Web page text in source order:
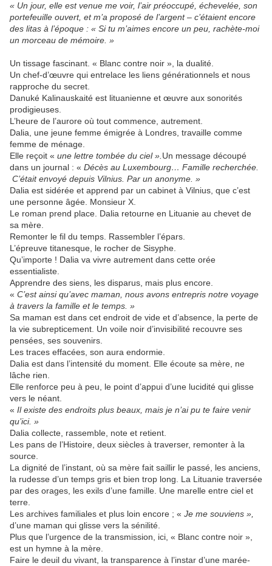
« Un jour, elle est venue me voir, l’air préoccupé, échevelée, son
portefeuille ouvert, et m’a proposé de l’argent – c’étaient encore
des litas à l’époque : « Si tu m’aimes encore un peu, rachète-moi
un morceau de mémoire. »
Un tissage fascinant. « Blanc contre noir », la dualité.
Un chef-d’œuvre qui entrelace les liens générationnels et nous
rapproche du secret.
Danuké Kalinauskaité est lituanienne et œuvre aux sonorités
prodigieuses.
L’heure de l’aurore où tout commence, autrement.
Dalia, une jeune femme émigrée à Londres, travaille comme
femme de ménage.
Elle reçoit « une lettre tombée du ciel ». Un message découpé
dans un journal : « Décès au Luxembourg… Famille recherchée.
C’était envoyé depuis Vilnius. Par un anonyme. »
Dalia est sidérée et apprend par un cabinet à Vilnius, que c’est
une personne âgée. Monsieur X.
Le roman prend place. Dalia retourne en Lituanie au chevet de
sa mère.
Remonter le fil du temps. Rassembler l’épars.
L’épreuve titanesque, le rocher de Sisyphe.
Qu’importe ! Dalia va vivre autrement dans cette orée
essentialiste.
Apprendre des siens, les disparus, mais plus encore.
« C’est ainsi qu’avec maman, nous avons entrepris notre voyage
à travers la famille et le temps. »
Sa maman est dans cet endroit de vide et d’absence, la perte de
la vie subrepticement. Un voile noir d’invisibilité recouvre ses
pensées, ses souvenirs.
Les traces effacées, son aura endormie.
Dalia est dans l’intensité du moment. Elle écoute sa mère, ne
lâche rien.
Elle renforce peu à peu, le point d’appui d’une lucidité qui glisse
vers le néant.
« Il existe des endroits plus beaux, mais je n’ai pu te faire venir
qu’ici. »
Dalia collecte, rassemble, note et retient.
Les pans de l’Histoire, deux siècles à traverser, remonter à la
source.
La dignité de l’instant, où sa mère fait saillir le passé, les anciens,
la rudesse d’un temps gris et bien trop long. La Lituanie traversée
par des orages, les exils d’une famille. Une marelle entre ciel et
terre.
Les archives familiales et plus loin encore ; « Je me souviens »,
d’une maman qui glisse vers la sénilité.
Plus que l’urgence de la transmission, ici, « Blanc contre noir »,
est un hymne à la mère.
Faire le deuil du vivant, la transparence à l’instar d’une marée-